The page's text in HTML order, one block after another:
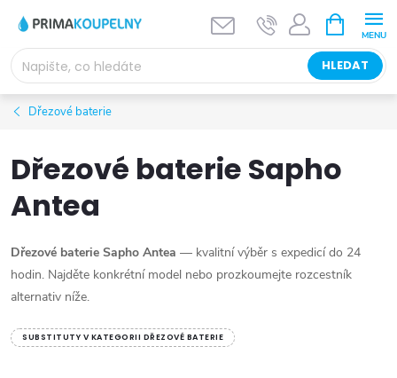
obsah
HLEDAT
NÁKUPNÍ
KOŠÍK
Dřezové baterie
Dřezové baterie Sapho
Antea
Dřezové baterie Sapho Antea — kvalitní výběr s expedicí do 24
hodin. Najděte konkrétní model nebo prozkoumejte rozcestník
alternativ níže.
SUBSTITUTY V KATEGORII DŘEZOVÉ BATERIE